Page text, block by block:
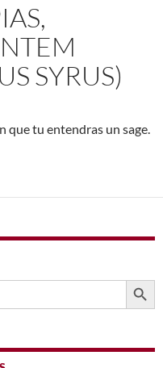
SYRUS)
que tu entendras un sage.
SEARCH